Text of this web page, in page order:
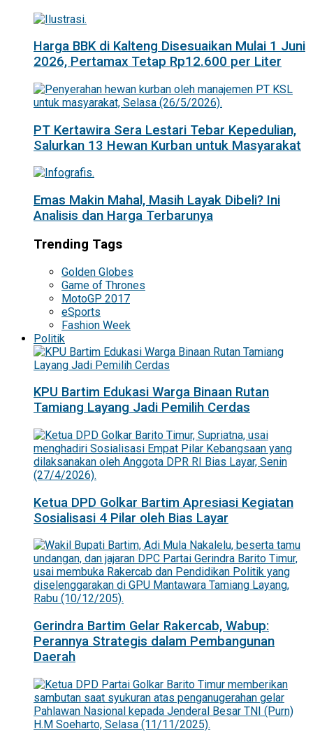
Harga BBK di Kalteng Disesuaikan Mulai 1 Juni
2026, Pertamax Tetap Rp12.600 per Liter
PT Kertawira Sera Lestari Tebar Kepedulian,
Salurkan 13 Hewan Kurban untuk Masyarakat
Emas Makin Mahal, Masih Layak Dibeli? Ini
Analisis dan Harga Terbarunya
Trending Tags
Golden Globes
Game of Thrones
MotoGP 2017
eSports
Fashion Week
Politik
KPU Bartim Edukasi Warga Binaan Rutan
Tamiang Layang Jadi Pemilih Cerdas
Ketua DPD Golkar Bartim Apresiasi Kegiatan
Sosialisasi 4 Pilar oleh Bias Layar
Gerindra Bartim Gelar Rakercab, Wabup:
Perannya Strategis dalam Pembangunan
Daerah